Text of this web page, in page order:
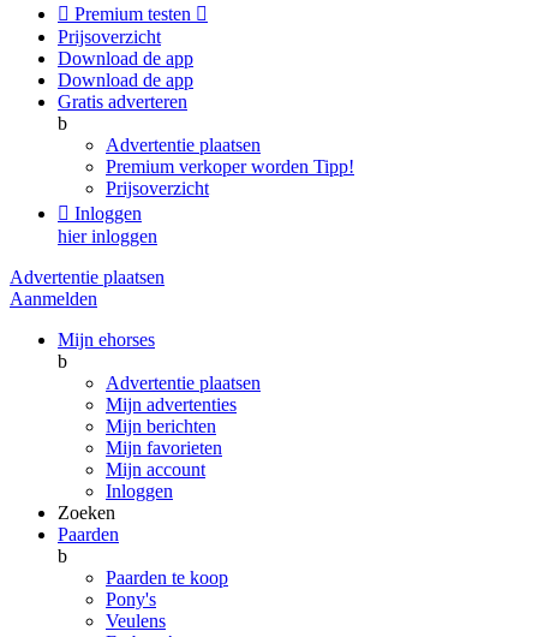
 Premium testen 
Prijsoverzicht
Download de app
Download de app
Gratis adverteren
b
Advertentie plaatsen
Premium verkoper worden Tipp!
Prijsoverzicht
 Inloggen
hier inloggen
Advertentie plaatsen
Aanmelden
Mijn ehorses
b
Advertentie plaatsen
Mijn advertenties
Mijn berichten
Mijn favorieten
Mijn account
Inloggen
Zoeken
Paarden
b
Paarden te koop
Pony's
Veulens